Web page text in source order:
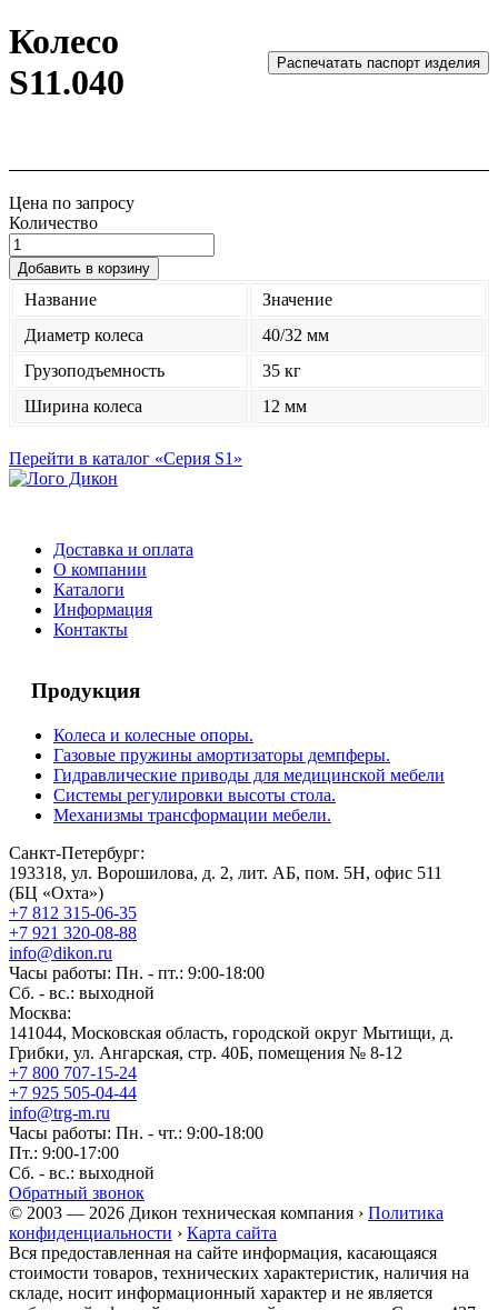
Колесо
S11.040
Распечатать паспорт изделия
Название
Значение
Диаметр колеса
40/32 мм
Грузоподъемность
35 кг
Ширина колеса
12 мм
Цена по запросу
Количество
Добавить в корзину
Перейти в каталог «Серия S1»
Доставка и оплата
О компании
Каталоги
Информация
Контакты
Продукция
Колеса и колесные опоры.
Газовые пружины амортизаторы демпферы.
Гидравлические приводы для медицинской мебели
Системы регулировки высоты стола.
Механизмы трансформации мебели.
Санкт-Петербург:
193318, ул. Ворошилова, д. 2, лит. АБ, пом. 5Н, офис 511
(БЦ «Охта»)
+7 812 315-06-35
+7 921 320-08-88
info@dikon.ru
Часы работы: Пн. - пт.: 9:00-18:00
Сб. - вс.: выходной
Москва:
141044, Московская область, городской округ Мытищи, д.
Грибки, ул. Ангарская, стр. 40Б, помещения № 8-12
+7 800 707-15-24
+7 925 505-04-44
info@trg-m.ru
Часы работы: Пн. - чт.: 9:00-18:00
Пт.: 9:00-17:00
Сб. - вс.: выходной
Обратный звонок
© 2003 — 2026 Дикон техническая компания › Политика
конфиденциальности › Карта сайта
Вся предоставленная на сайте информация, касающаяся
стоимости товаров, технических характеристик, наличия на
складе, носит информационный характер и не является